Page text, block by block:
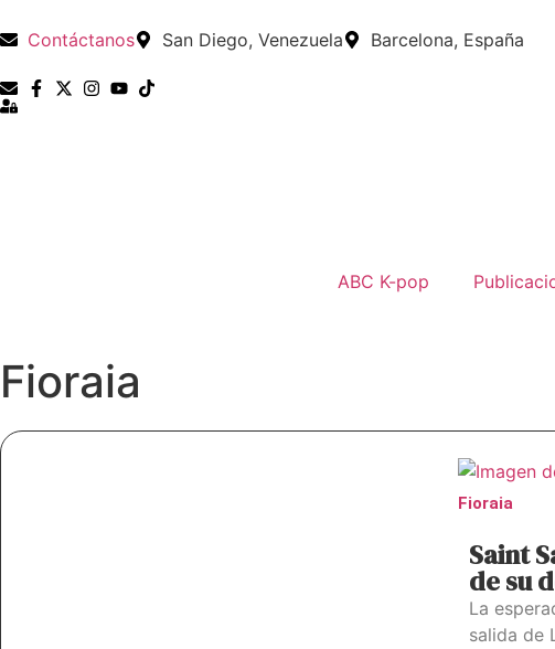
Contáctanos San Diego, Venezuela Barcelona, España
ABC K-pop
Fioraia
Fioraia
Saint
de su
La
salida de